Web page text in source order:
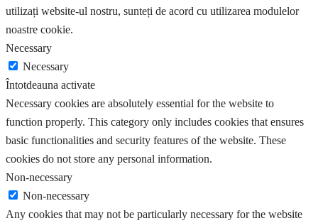
utilizați website-ul nostru, sunteți de acord cu utilizarea modulelor
noastre cookie.
Necessary
Necessary
Întotdeauna activate
Necessary cookies are absolutely essential for the website to
function properly. This category only includes cookies that ensures
basic functionalities and security features of the website. These
cookies do not store any personal information.
Non-necessary
Non-necessary
Any cookies that may not be particularly necessary for the website